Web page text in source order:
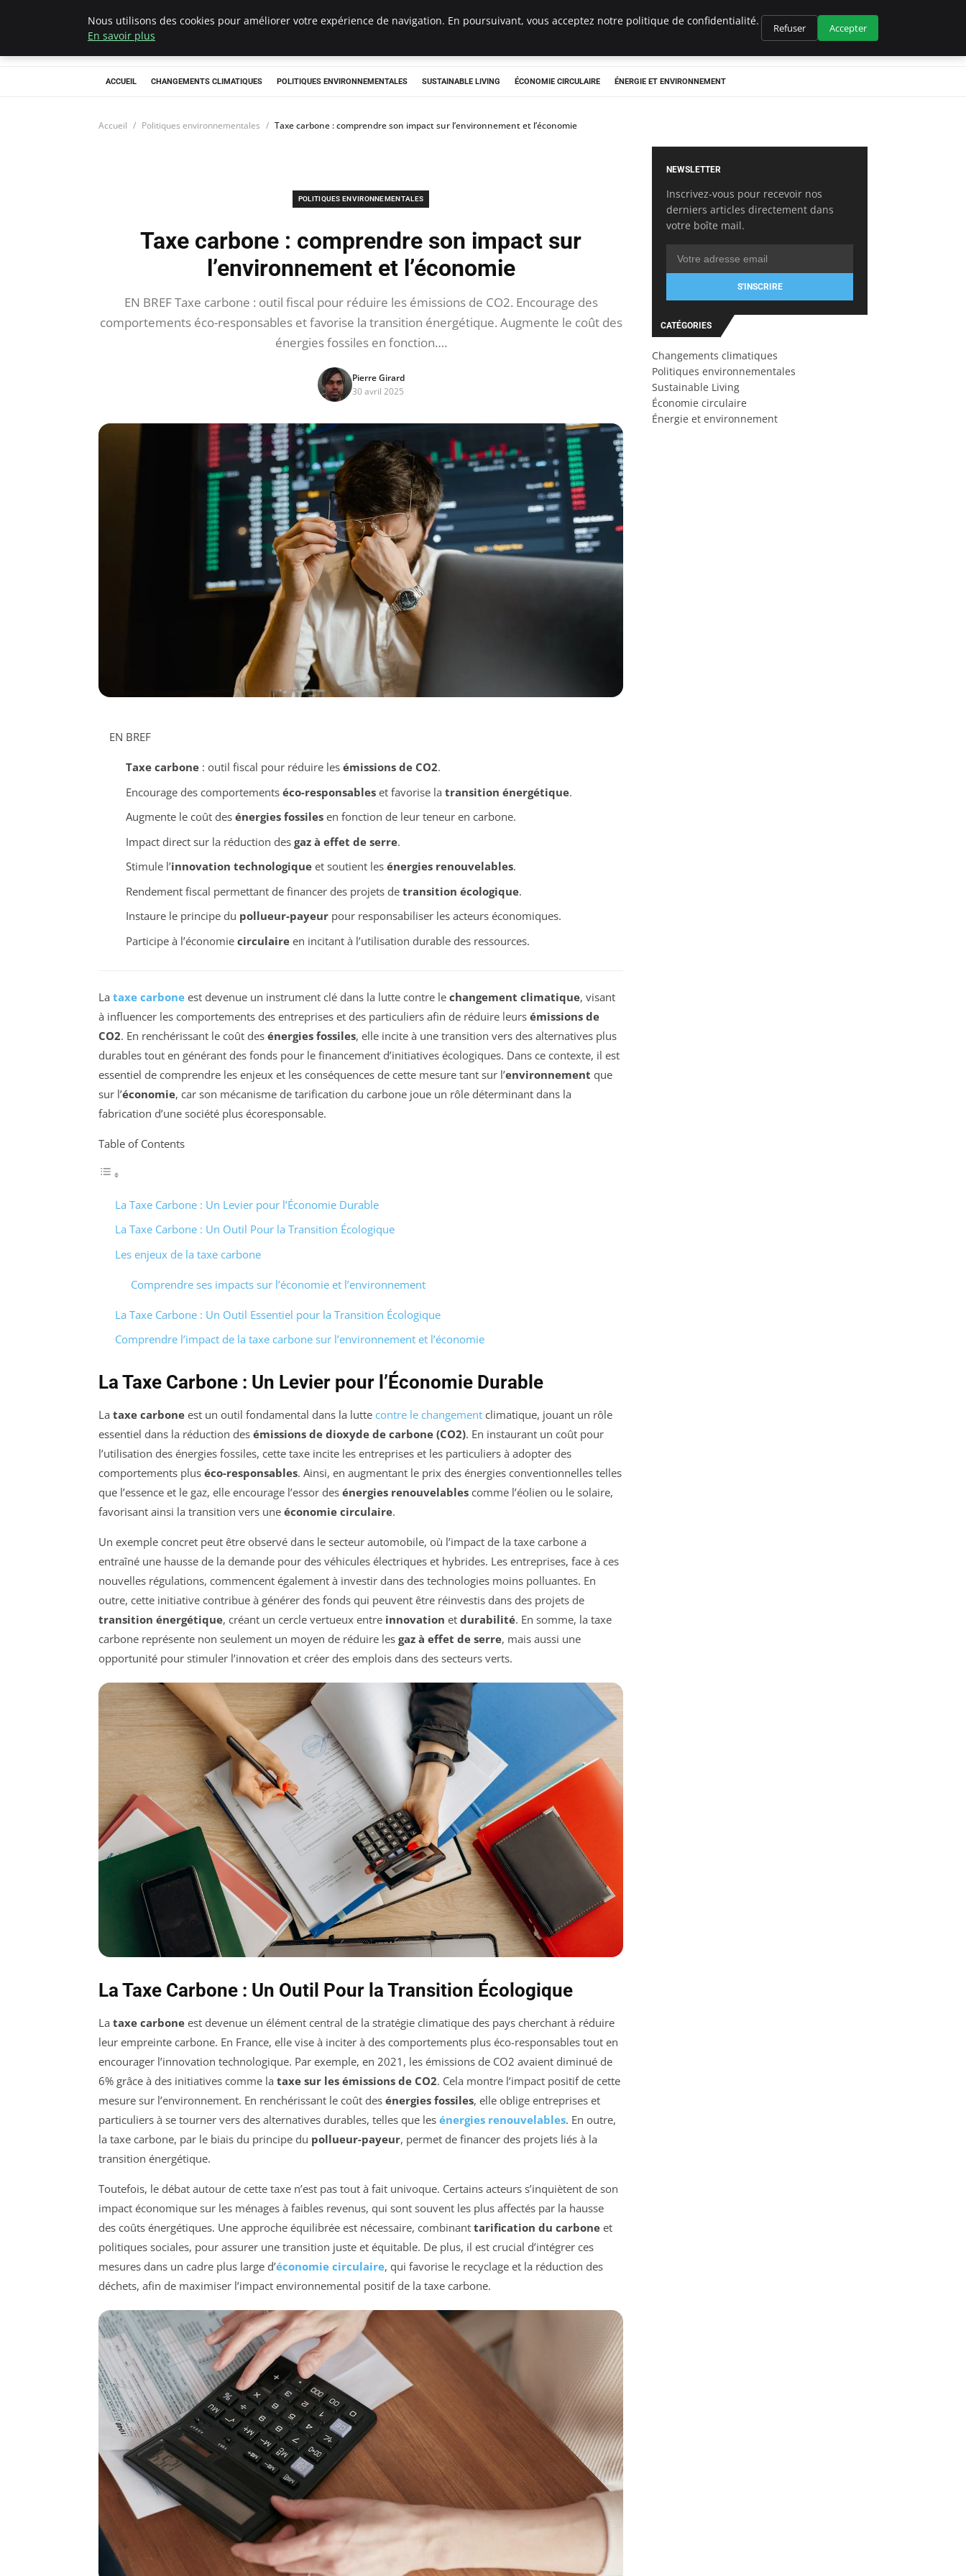
Climategatecountryclub.com
ACCUEIL CHANGEMENTS CLIMATIQUES POLITIQUES ENVIRONNEMENTALES SUSTAINABLE LIVING ÉCONOMIE CIRCULAIRE ÉNERGIE ET ENVIRONNEMENT
Accueil Politiques environnementales Taxe carbone : comprendre son impact sur l’environnement et l’économie
POLITIQUES ENVIRONNEMENTALES
Taxe carbone : comprendre son impact sur
l’environnement et l’économie
EN BREF Taxe carbone : outil fiscal pour réduire les émissions de CO2. Encourage des
comportements éco-responsables et favorise la transition énergétique. Augmente le coût des
énergies fossiles en fonction….
Pierre Girard
30 avril 2025
EN BREF
Taxe carbone: outil fiscal pour réduire les émissions de CO2.
Encourage des comportements éco-responsableset favorise la transition énergétique.
Augmente le coût des énergies fossilesen fonction de leur teneur en carbone.
Impact direct sur la réduction des gaz à effet de serre.
Stimule l’innovation technologiqueet soutient les énergies renouvelables.
Rendement fiscal permettant de financer des projets de transition écologique.
Instaure le principe du pollueur-payeurpour responsabiliser les acteurs économiques.
Participe à l’économie circulaireen incitant à l’utilisation durable des ressources.
La taxe carbone est devenue un instrument clé dans la lutte contre le changement climatique, visant
à influencer les comportements des entreprises et des particuliers afin de réduire leurs émissions de
CO2. En renchérissant le coût des énergies fossiles, elle incite à une transition vers des alternatives plus
durables tout en générant des fonds pour le financement d’initiatives écologiques. Dans ce contexte, il est
essentiel de comprendre les enjeux et les conséquences de cette mesure tant sur l’environnement que
sur l’économie, car son mécanisme de tarification du carbone joue un rôle déterminant dans la
fabrication d’une société plus écoresponsable.
Table of Contents
La Taxe Carbone : Un Levier pour l’Économie Durable
La Taxe Carbone : Un Outil Pour la Transition Écologique
Les enjeux de la taxe carbone
Comprendre ses impacts sur l’économie et l’environnement
La Taxe Carbone : Un Outil Essentiel pour la Transition Écologique
Comprendre l’impact de la taxe carbone sur l’environnement et l’économie
La Taxe Carbone : Un Levier pour l’Économie Durable
La taxe carbone est un outil fondamental dans la lutte contre le changement climatique, jouant un rôle
essentiel dans la réduction des émissions de dioxyde de carbone (CO2). En instaurant un coût pour
l’utilisation des énergies fossiles, cette taxe incite les entreprises et les particuliers à adopter des
comportements plus éco-responsables. Ainsi, en augmentant le prix des énergies conventionnelles telles
que l’essence et le gaz, elle encourage l’essor des énergies renouvelables comme l’éolien ou le solaire,
favorisant ainsi la transition vers une économie circulaire.
Un exemple concret peut être observé dans le secteur automobile, où l’impact de la taxe carbone a
entraîné une hausse de la demande pour des véhicules électriques et hybrides. Les entreprises, face à ces
nouvelles régulations, commencent également à investir dans des technologies moins polluantes. En
outre, cette initiative contribue à générer des fonds qui peuvent être réinvestis dans des projets de
transition énergétique, créant un cercle vertueux entre innovation et durabilité. En somme, la taxe
carbone représente non seulement un moyen de réduire les gaz à effet de serre, mais aussi une
opportunité pour stimuler l’innovation et créer des emplois dans des secteurs verts.
La Taxe Carbone : Un Outil Pour la Transition Écologique
La taxe carbone est devenue un élément central de la stratégie climatique des pays cherchant à réduire
leur empreinte carbone. En France, elle vise à inciter à des comportements plus éco-responsables tout en
encourager l’innovation technologique. Par exemple, en 2021, les émissions de CO2 avaient diminué de
6% grâce à des initiatives comme la taxe sur les émissions de CO2. Cela montre l’impact positif de cette
mesure sur l’environnement. En renchérissant le coût des énergies fossiles, elle oblige entreprises et
particuliers à se tourner vers des alternatives durables, telles que les énergies renouvelables. En outre,
la taxe carbone, par le biais du principe du pollueur-payeur, permet de financer des projets liés à la
transition énergétique.
Toutefois, le débat autour de cette taxe n’est pas tout à fait univoque. Certains acteurs s’inquiètent de son
impact économique sur les ménages à faibles revenus, qui sont souvent les plus affectés par la hausse
des coûts énergétiques. Une approche équilibrée est nécessaire, combinant tarification du carbone et
politiques sociales, pour assurer une transition juste et équitable. De plus, il est crucial d’intégrer ces
mesures dans un cadre plus large d’économie circulaire, qui favorise le recyclage et la réduction des
déchets, afin de maximiser l’impact environnemental positif de la taxe carbone.
NEWSLETTER
Inscrivez-vous pour recevoir nos
derniers articles directement dans
votre boîte mail.
S'INSCRIRE
CATÉGORIES
Changements climatiques
Politiques environnementales
Sustainable Living
Économie circulaire
Énergie et environnement
Nous utilisons des cookies pour améliorer votre expérience de navigation. En poursuivant, vous acceptez notre politique de confidentialité.
En savoir plus
Refuser Accepter